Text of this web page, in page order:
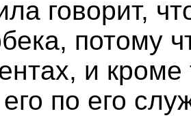
говорит,
потому
и
по его